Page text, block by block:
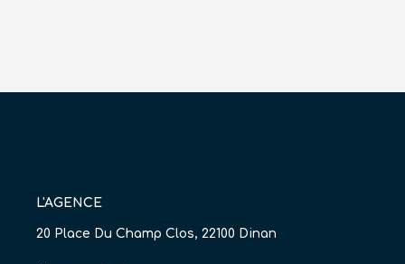
L'AGENCE
20 Place Du Champ Clos, 22100 Dinan